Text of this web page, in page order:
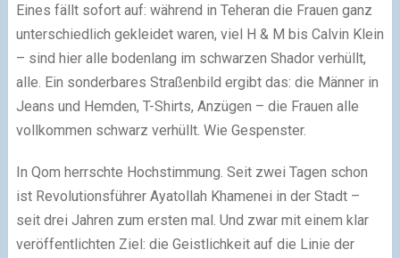
Eines fällt sofort auf: während in Teheran die Frauen ganz
unterschiedlich gekleidet waren, viel H & M bis Calvin Klein
– sind hier alle bodenlang im schwarzen Shador verhüllt,
alle. Ein sonderbares Straßenbild ergibt das: die Männer in
Jeans und Hemden, T-Shirts, Anzügen – die Frauen alle
vollkommen schwarz verhüllt. Wie Gespenster.
In Qom herrschte Hochstimmung. Seit zwei Tagen schon
ist Revolutionsführer Ayatollah Khamenei in der Stadt –
seit drei Jahren zum ersten mal. Und zwar mit einem klar
veröffentlichten Ziel: die Geistlichkeit auf die Linie der